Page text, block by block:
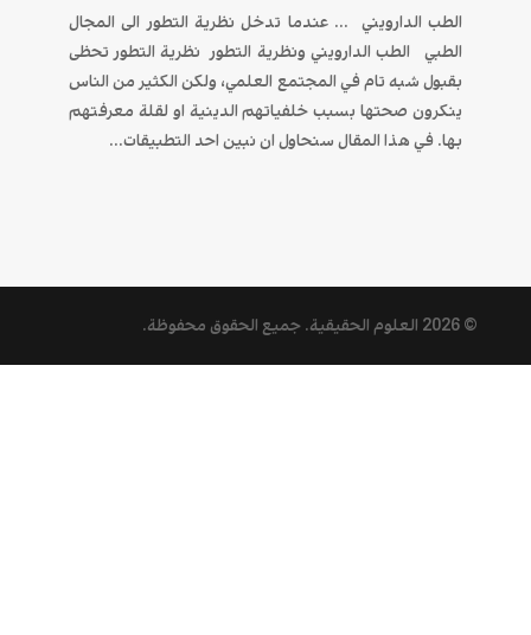
الطب الدارويني ... عندما تدخل نظرية التطور الى المجال
الطبي الطب الدارويني ونظرية التطور نظرية التطور تحظى
بقبول شبه تام في المجتمع العلمي، ولكن الكثير من الناس
ينكرون صحتها بسبب خلفياتهم الدينية او لقلة معرفتهم
بها. في هذا المقال سنحاول ان نبين احد التطبيقات...
© 2026 العلوم الحقيقية. جميع الحقوق محفوظة.